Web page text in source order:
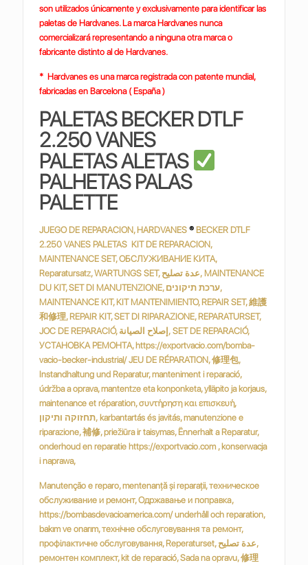
son utilizados únicamente y exclusivamente para identificar las
paletas de Hardvanes. La marca Hardvanes nunca
comercializará representando a ninguna otra marca o
fabricante distinto al de Hardvanes.
* Hardvanes es una marca registrada con patente mundial,
fabricadas en Barcelona ( España )
PALETAS BECKER DTLF
2.250 VANES
PALETAS ALETAS
PALHETAS PALAS
PALETTE
JUEGO DE REPARACION, HARDVANES® BECKER DTLF
2.250 VANES PALETAS KIT DE REPARACION,
MAINTENANCE SET, ОБСЛУЖИВАНИЕ КИТА,
Reparatursatz, WARTUNGS SET, عدة تصليح, MAINTENANCE
DU KIT, SET DI MANUTENZIONE, ערכת תיקונים,
MAINTENANCE KIT, KIT MANTENIMIENTO, REPAIR SET, 維護
和修理, REPAIR KIT, SET DI RIPARAZIONE, REPARATURSET,
JOC DE REPARACIÓ, إصلاح الصيانة, SET DE REPARACIÓ,
УСТАНОВКА РЕМОНТА, https://exportvacio.com/bomba-
vacio-becker-industrial/ JEU DE RÉPARATION, 修理包,
Instandhaltung und Reparatur, manteniment i reparació,
údržba a oprava, mantentze eta konponketa, ylläpito ja korjaus,
maintenance et réparation, συντήρηση και επισκευή,
תחזוקה ותיקון, karbantartás és javitás, manutenzione e
riparazione, 補修, priežiūra ir taisymas, Ënnerhalt a Reparatur,
onderhoud en reparatie https://exportvacio.com , konserwacja
i naprawa,
Manutenção e reparo, mentenanță și reparații, техническое
обслуживание и ремонт, Одржавање и поправка,
https://bombasdevacioamerica.com/ underhåll och reparation,
bakım ve onarım, технічне обслуговування та ремонт,
профілактичне обслуговування, Reperaturset, عدة تصليح,
ремонтен комплект, kit de reparació, Sada na opravu, 修理